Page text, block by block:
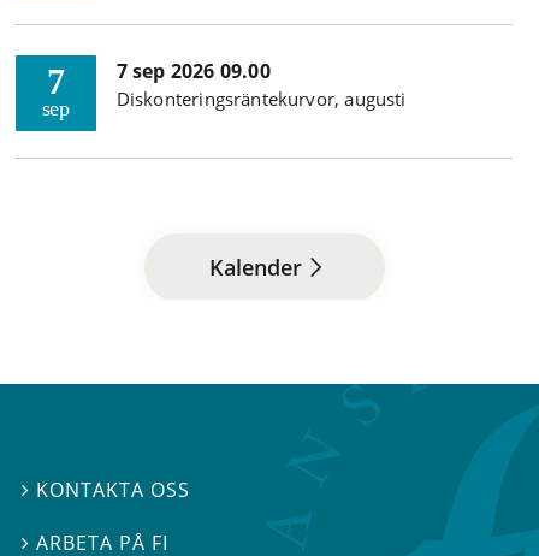
7
sep
7 sep 2026 09.00
Diskonteringsräntekurvor, augusti
Kalender
 KONTAKTA OSS
ARBETA PÅ FI